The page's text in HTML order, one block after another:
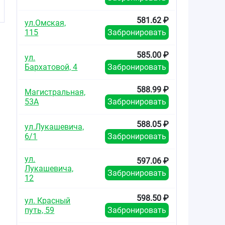
ул.Омская,
115
581.62 ₽
Забронировать
ул.
Бархатовой, 4
585.00 ₽
Забронировать
Магистральная,
53А
588.99 ₽
Забронировать
ул.Лукашевича,
6/1
588.05 ₽
Забронировать
ул.
Лукашевича,
12
597.06 ₽
Забронировать
ул. Красный
путь, 59
598.50 ₽
Забронировать